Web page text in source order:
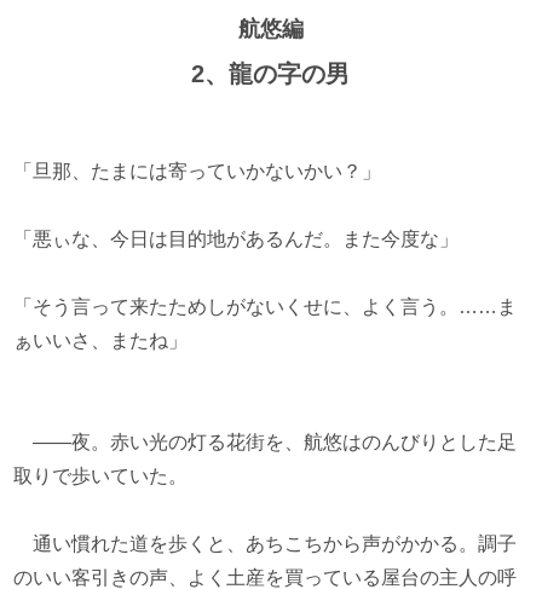
航悠編
2、龍の字の男
「旦那、たまには寄っていかないかい？」
「悪ぃな、今日は目的地があるんだ。また今度な」
「そう言って来たためしがないくせに、よく言う。……ま
ぁいいさ、またね」
――夜。赤い光の灯る花街を、航悠はのんびりとした足
取りで歩いていた。
通い慣れた道を歩くと、あちこちから声がかかる。調子
のいい客引きの声、よく土産を買っている屋台の主人の呼